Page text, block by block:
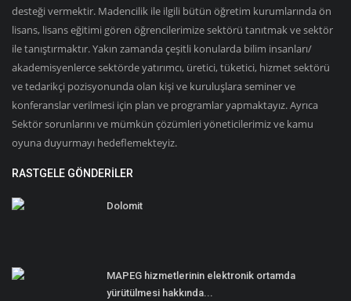
desteği vermektir. Madencilik ile ilgili bütün öğretim kurumlarında ön
lisans, lisans eğitimi gören öğrencilerimize sektörü tanıtmak ve sektör
ile tanıştırmaktır. Yakın zamanda çeşitli konularda bilim insanları/
akademisyenlerce sektörde yatırımcı, üretici, tüketici, hizmet sektörü
ve tedarikçi pozisyonunda olan kişi ve kuruluşlara seminer ve
konferanslar verilmesi için plan ve programlar yapmaktayız. Ayrıca
Sektör sorunlarını ve mümkün çözümleri yöneticilerimiz ve kamu
oyuna duyurmayı hedeflemekteyiz.
RASTGELE GÖNDERILER
Dolomit
MAPEG hizmetlerinin elektronik ortamda
yürütülmesi hakkında...